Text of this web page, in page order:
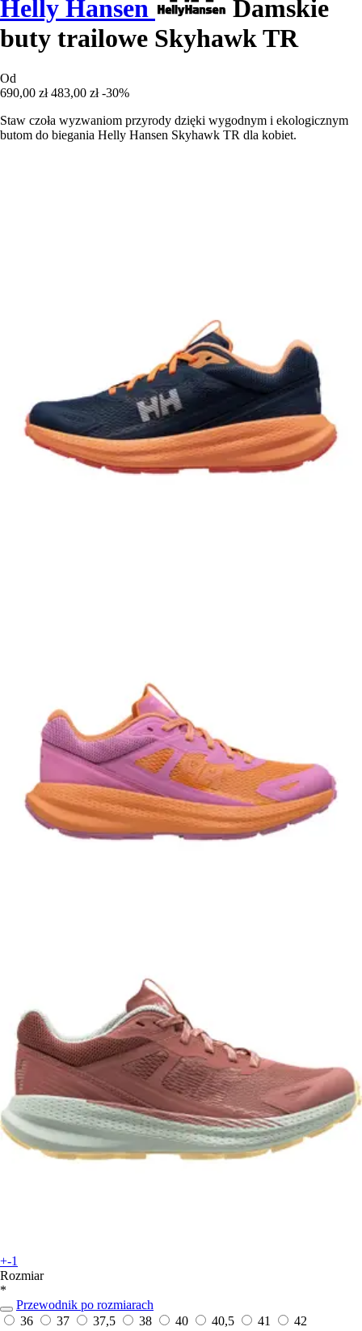
Helly Hansen
Damskie
buty trailowe Skyhawk TR
Od
690,00 zł 483,00 zł -30%
Staw czoła wyzwaniom przyrody dzięki wygodnym i ekologicznym
butom do biegania Helly Hansen Skyhawk TR dla kobiet.
+-1
Rozmiar
*
Przewodnik po rozmiarach
36
37 37,5 38 40 40,5 41
42